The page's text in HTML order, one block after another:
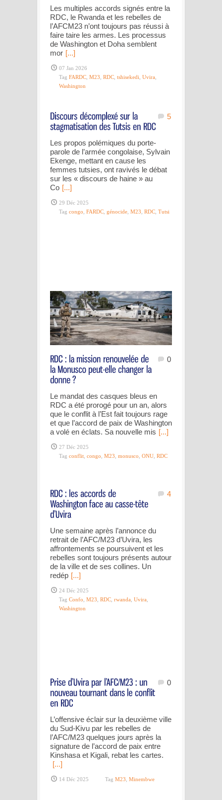
Les multiples accords signés entre la
RDC, le Rwanda et les rebelles de
l’AFCM23 n’ont toujours pas réussi à
faire taire les armes. Les processus
de Washington et Doha semblent
mor [...]
07 Jan 2026
Tag FARDC M23 RDC tshisekedi Uvira
Washington
5
Les propos polémiques du porte-
parole de l’armée congolaise, Sylvain
Ekenge, mettant en cause les
femmes tutsies, ont ravivés le débat
sur les « discours de haine » au
Co [...]
29 Déc 2025
Tag congo FARDC génocide M23 RDC Tutsi
0
Le mandat des casques bleus en
RDC a été prorogé pour un an, alors
que le conflit à l’Est fait toujours rage
et que l’accord de paix de Washington
a volé en éclats. Sa nouvelle mis [...]
27 Déc 2025
Tag conflit congo M23 monusco ONU RDC
4
Une semaine après l’annonce du
retrait de l’AFC/M23 d’Uvira, les
affrontements se poursuivent et les
rebelles sont toujours présents autour
de la ville et de ses collines. Un
redép [...]
24 Déc 2025
Tag Confo, M23, RDC, rwanda, Uvira,
Washington
0
L’offensive éclair sur la deuxième ville
du Sud-Kivu par les rebelles de
l’AFC/M23 quelques jours après la
signature de l’accord de paix entre
Kinshasa et Kigali, rebat les cartes.
[...]
14 Déc 2025 Tag M23, Minembwe